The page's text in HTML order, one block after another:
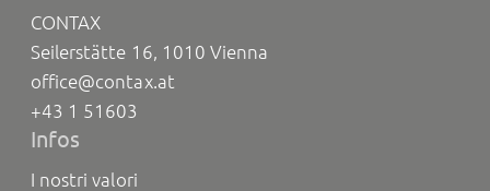
CONTAX
Seilerstätte 16, 1010 Vienna
office@contax.at
+43 1 51603
Infos
I nostri valori